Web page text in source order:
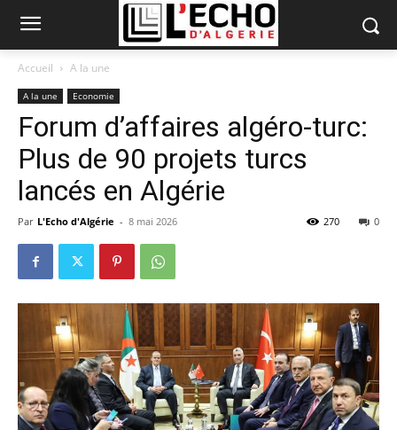
Accueil A la une
A la une Economie
Forum d’affaires algéro-turc:
Plus de 90 projets turcs
lancés en Algérie
Par L'Echo d'Algérie - 8 mai 2026 0
270